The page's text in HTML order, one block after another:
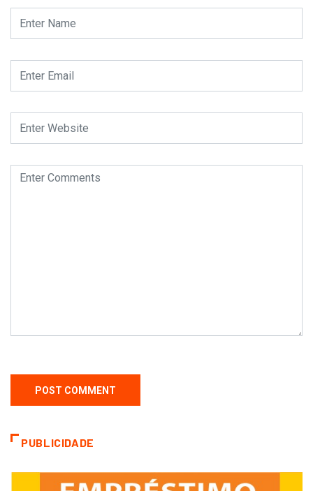
PUBLICIDADE